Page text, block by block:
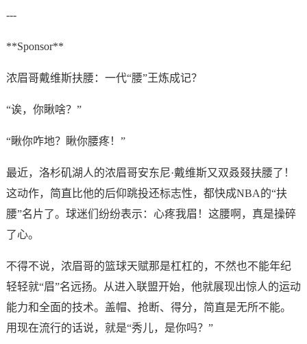
---
**Sponsor**
浓眉哥戴维斯扶腰：一代“腰”王炼成记？
“诶，你瞅啥？”
“瞅你咋地？瞅你腰疼！”
最近，洛杉矶湖人的浓眉哥安东尼·戴维斯又双叒叕扶腰了！
这动作，简直比他的后仰跳投还标志性，都快成NBA的“扶
腰”名片了。球迷们纷纷表示：心疼我眉！这腰啊，真是操碎
了心。
不得不说，浓眉哥的篮球天赋那是杠杠的，不然也不能年纪
轻轻就“眉”名远扬。从进入联盟开始，他就展现出惊人的运动
能力和全面的技术。盖帽、抢断、得分，简直是无所不能。
用现在流行的话说，就是“秀儿，是你吗？”